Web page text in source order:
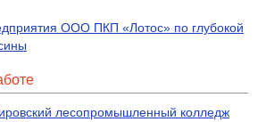
ООО ПКП «Лотос» по глубокой
лесопромышленный колледж